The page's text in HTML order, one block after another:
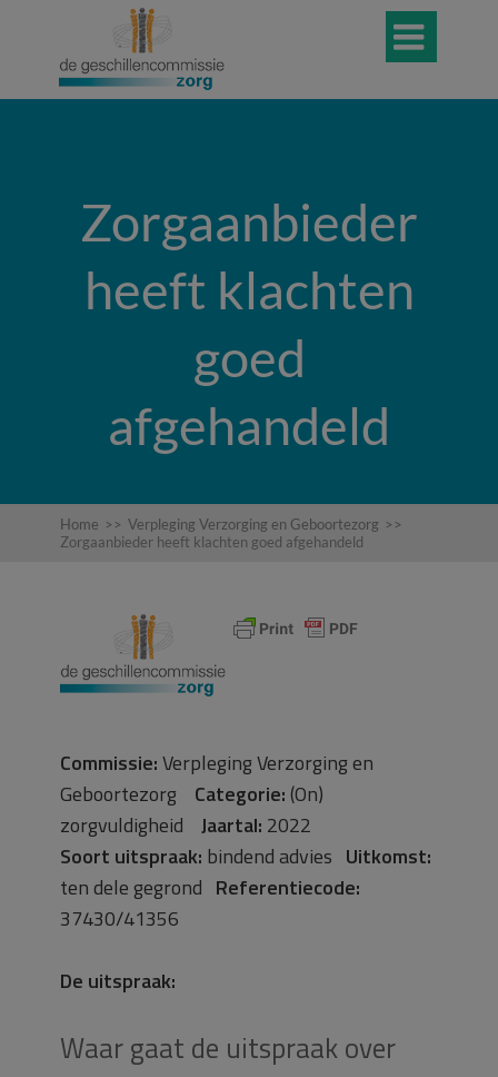

Zorgaanbieder
heeft klachten
goed
afgehandeld
Home >> Verpleging Verzorging en Geboortezorg >>
Zorgaanbieder heeft klachten goed afgehandeld
Commissie:Verpleging Verzorging en
Geboortezorg Categorie:(On)
zorgvuldigheid Jaartal: 2022
Soort uitspraak: bindend advies Uitkomst:
ten dele gegrond Referentiecode:
37430/41356
De uitspraak:
Waar gaat de uitspraak over